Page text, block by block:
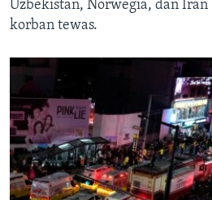
Uzbekistan, Norwegia, dan
korban tewas.